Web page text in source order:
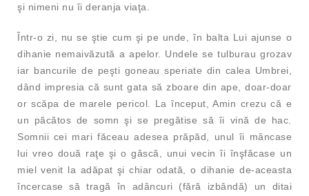
şi nimeni nu îi deranja viaţa.
Într-o zi, nu se ştie cum şi pe unde, în balta Lui ajunse o
dihanie nemaivăzută a apelor. Undele se tulburau grozav
iar bancurile de peşti goneau speriate din calea Umbrei,
dând impresia că sunt gata să zboare din ape, doar-doar
or scăpa de marele pericol. La început, Amin crezu că e
un păcătos de somn şi se pregătise să îi vină de hac.
Somnii cei mari făceau adesea prăpăd, unul îi mâncase
lui vreo două raţe şi o gâscă, unui vecin îi înşfăcase un
miel venit la adăpat şi chiar odată, o dihanie de-aceasta
încercase să tragă în adâncuri (fără izbândă) un ditai